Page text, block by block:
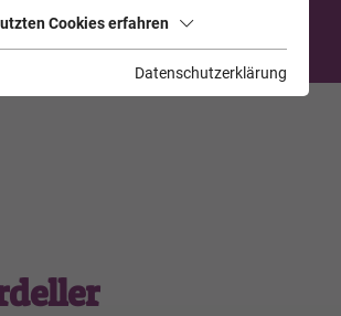
Registrierung <<
Cookies erfahren
Datenschutzerklärung